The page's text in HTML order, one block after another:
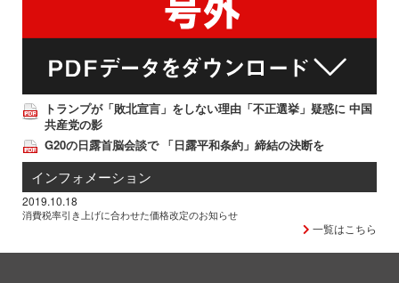
トランプが「敗北宣言」をしない理由「不正選挙」疑惑に 中国
共産党の影
G20の日露首脳会談で 「日露平和条約」締結の決断を
インフォメーション
2019.10.18
消費税率引き上げに合わせた価格改定のお知らせ
一覧はこちら